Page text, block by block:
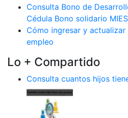
Consulta Bono de
Cédula Bono solidario MIES
Cómo ingresar y
empleo
Lo + Compartido
Consulta cuantos hijos